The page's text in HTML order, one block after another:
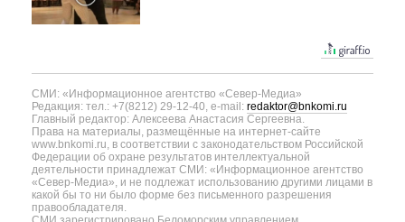
СМИ: «Информационное агентство «Север-Медиа»
Редакция: тел.: +7(8212) 29-12-40, e-mail: redaktor@bnkomi.ru
Главный редактор: Алексеева Анастасия Сергеевна.
Права на материалы, размещённые на интернет-сайте
www.bnkomi.ru, в соответствии с законодательством Российской
Федерации об охране результатов интеллектуальной
деятельности принадлежат СМИ: «Информационное агентство
«Север-Медиа», и не подлежат использованию другими лицами в
какой бы то ни было форме без письменного разрешения
правообладателя.